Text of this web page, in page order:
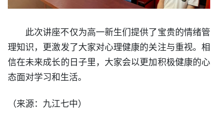
此次讲座不仅为高一新生们提供了宝贵的情绪管
理知识，更激发了大家对心理健康的关注与重视。相
信在未来成长的日子里，大家会以更加积极健康的心
态面对学习和生活。
（来源：九江七中）